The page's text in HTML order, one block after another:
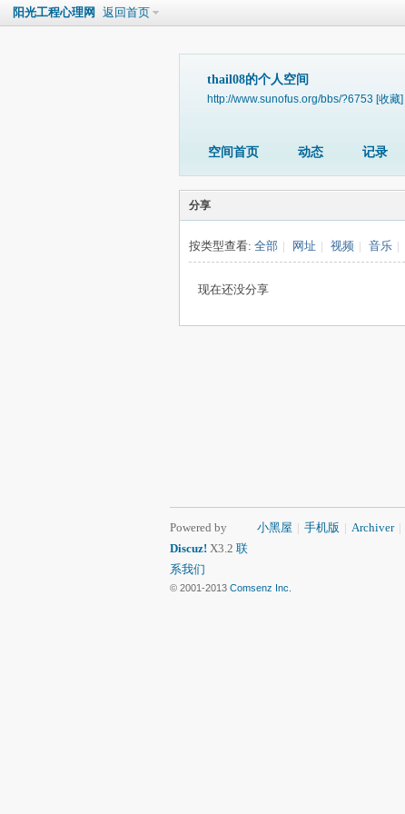
阳光工程心理网 返回首页
thail08的个人空间
http://www.sunofus.org/bbs/?6753 [收藏]
空间首页 动态 记录
分享
按类型查看: 全部 | 网址 | 视频 | 音乐 |
现在还没分享
小黑屋 | 手机版 | Archiver |
Powered by
Discuz! X3.2 联
系我们
© 2001-2013 Comsenz Inc.